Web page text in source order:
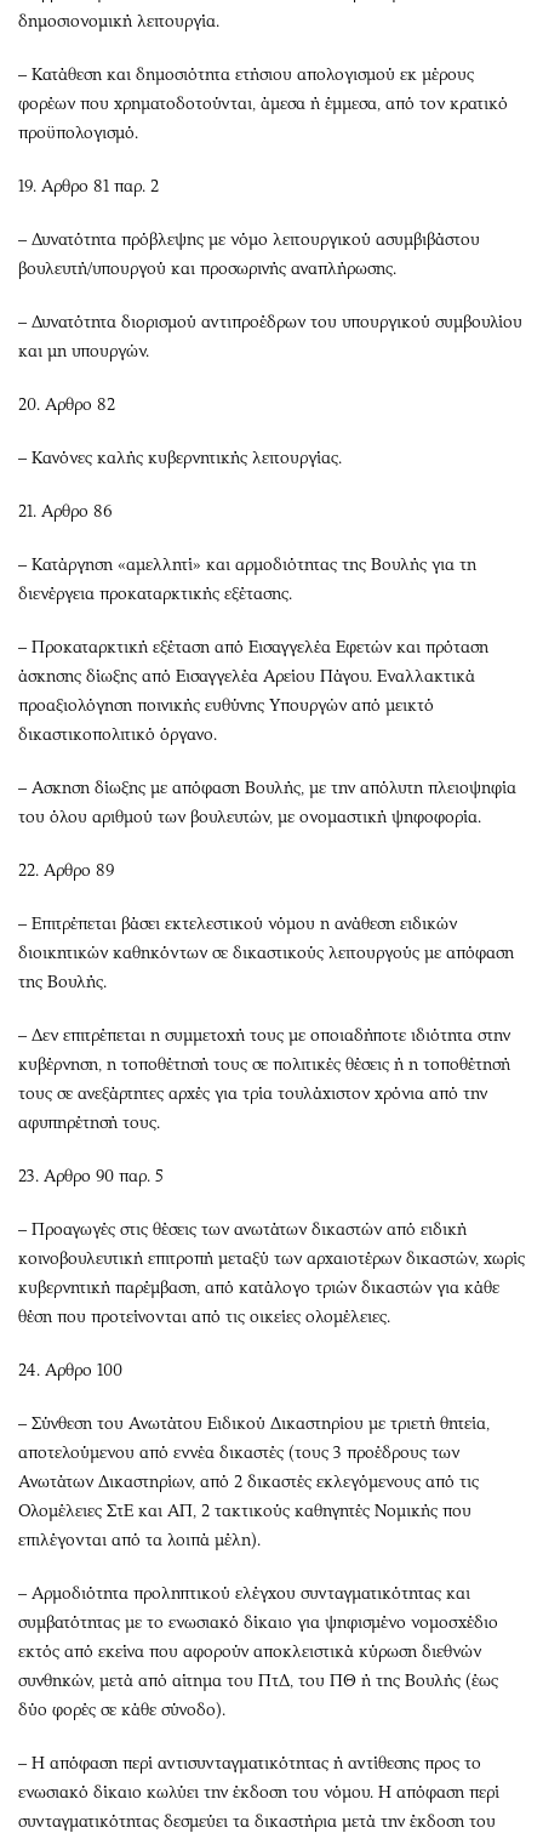
δημοσιονομική λειτουργία.
– Κατάθεση και δημοσιότητα ετήσιου απολογισμού εκ μέρους
φορέων που χρηματοδοτούνται, άμεσα ή έμμεσα, από τον κρατικό
προϋπολογισμό.
19. Αρθρο 81 παρ. 2
– Δυνατότητα πρόβλεψης με νόμο λειτουργικού ασυμβιβάστου
βουλευτή/υπουργού και προσωρινής αναπλήρωσης.
– Δυνατότητα διορισμού αντιπροέδρων του υπουργικού συμβουλίου
και μη υπουργών.
20. Αρθρο 82
– Κανόνες καλής κυβερνητικής λειτουργίας.
21. Αρθρο 86
– Κατάργηση «αμελλητί» και αρμοδιότητας της Βουλής για τη
διενέργεια προκαταρκτικής εξέτασης.
– Προκαταρκτική εξέταση από Εισαγγελέα Εφετών και πρόταση
άσκησης δίωξης από Εισαγγελέα Αρείου Πάγου. Εναλλακτικά
προαξιολόγηση ποινικής ευθύνης Υπουργών από μεικτό
δικαστικοπολιτικό όργανο.
– Ασκηση δίωξης με απόφαση Βουλής, με την απόλυτη πλειοψηφία
του όλου αριθμού των βουλευτών, με ονομαστική ψηφοφορία.
22. Αρθρο 89
– Επιτρέπεται βάσει εκτελεστικού νόμου η ανάθεση ειδικών
διοικητικών καθηκόντων σε δικαστικούς λειτουργούς με απόφαση
της Βουλής.
– Δεν επιτρέπεται η συμμετοχή τους με οποιαδήποτε ιδιότητα στην
κυβέρνηση, η τοποθέτησή τους σε πολιτικές θέσεις ή η τοποθέτησή
τους σε ανεξάρτητες αρχές για τρία τουλάχιστον χρόνια από την
αφυπηρέτησή τους.
23. Αρθρο 90 παρ. 5
– Προαγωγές στις θέσεις των ανωτάτων δικαστών από ειδική
κοινοβουλευτική επιτροπή μεταξύ των αρχαιοτέρων δικαστών, χωρίς
κυβερνητική παρέμβαση, από κατάλογο τριών δικαστών για κάθε
θέση που προτείνονται από τις οικείες ολομέλειες.
24. Αρθρο 100
– Σύνθεση του Ανωτάτου Ειδικού Δικαστηρίου με τριετή θητεία,
αποτελούμενου από εννέα δικαστές (τους 3 προέδρους των
Ανωτάτων Δικαστηρίων, από 2 δικαστές εκλεγόμενους από τις
Ολομέλειες ΣτΕ και ΑΠ, 2 τακτικούς καθηγητές Νομικής που
επιλέγονται από τα λοιπά μέλη).
– Αρμοδιότητα προληπτικού ελέγχου συνταγματικότητας και
συμβατότητας με το ενωσιακό δίκαιο για ψηφισμένο νομοσχέδιο
εκτός από εκείνα που αφορούν αποκλειστικά κύρωση διεθνών
συνθηκών, μετά από αίτημα του ΠτΔ, του ΠΘ ή της Βουλής (έως
δύο φορές σε κάθε σύνοδο).
– Η απόφαση περί αντισυνταγματικότητας ή αντίθεσης προς το
ενωσιακό δίκαιο κωλύει την έκδοση του νόμου. Η απόφαση περί
συνταγματικότητας δεσμεύει τα δικαστήρια μετά την έκδοση του